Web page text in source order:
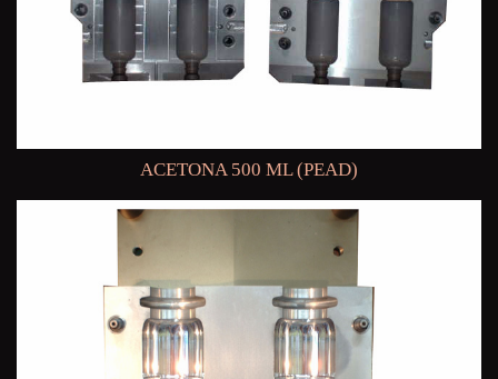
ACETONA 500 ML (PEAD)